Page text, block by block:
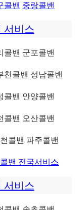
콜밴 중랑콜밴
서비스
콜밴 군포콜밴
천콜밴 성남콜밴
콜밴 안양콜밴
콜밴 오산콜밴
콜밴 파주콜밴
밴 전국서비스
서비스